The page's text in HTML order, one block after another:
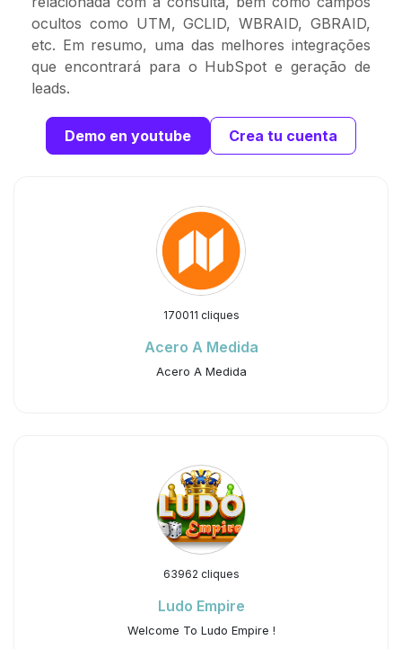
ocultos como UTM, GCLID, WBRAID, GBRAID,
etc. Em resumo, uma das melhores integrações
que encontrará para o HubSpot e geração de
leads.
Demo en youtube Crea tu cuenta
170011 cliques
Acero A Medida
Acero A Medida
63962 cliques
Ludo Empire
Welcome To Ludo Empire !